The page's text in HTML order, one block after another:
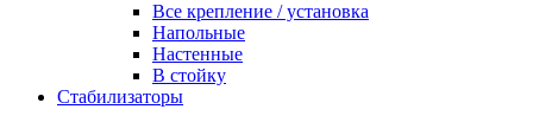
Все крепление / установка
Напольные
Настенные
В стойку
Стабилизаторы